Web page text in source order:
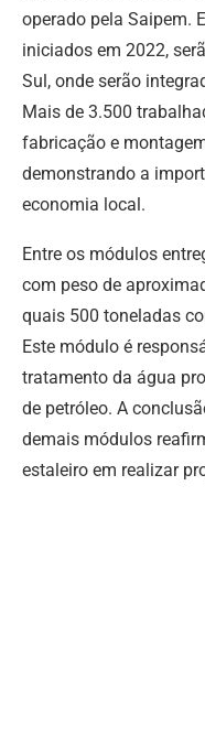
operado pela Saipem.
iniciados em 2022,
Sul, onde serão
Mais de 3.500
fabricação e
demonstrando a
economia local.
Entre os módulos
com peso de
quais 500 toneladas
Este módulo é
tratamento da água
de petróleo. A
demais módulos
estaleiro em realizar